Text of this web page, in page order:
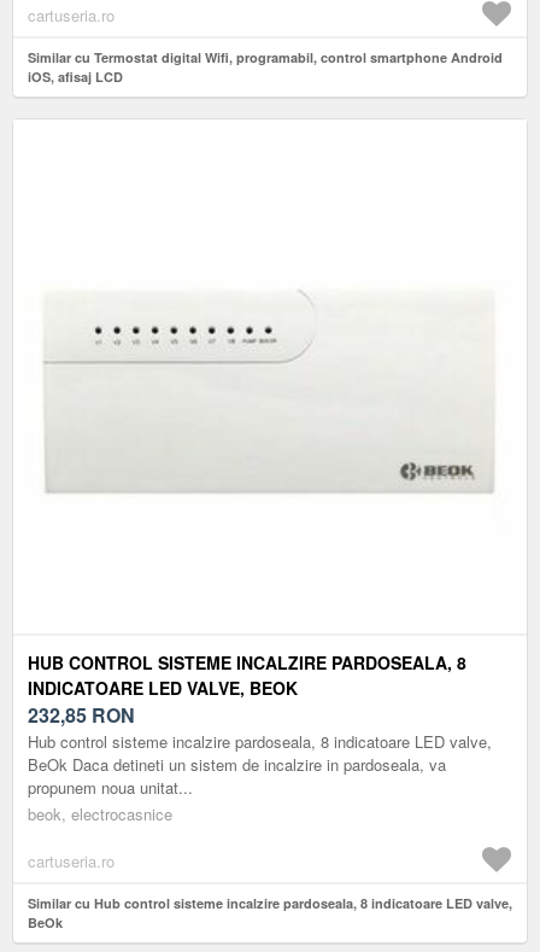
cartuseria.ro
Similar cu Termostat digital Wifi, programabil, control smartphone Android
iOS, afisaj LCD
HUB CONTROL SISTEME INCALZIRE PARDOSEALA, 8
INDICATOARE LED VALVE, BEOK
232,85 RON
Hub control sisteme incalzire pardoseala, 8 indicatoare LED valve,
BeOk Daca detineti un sistem de incalzire in pardoseala, va
propunem noua unitat...
beok, electrocasnice
cartuseria.ro
Similar cu Hub control sisteme incalzire pardoseala, 8 indicatoare LED valve,
BeOk